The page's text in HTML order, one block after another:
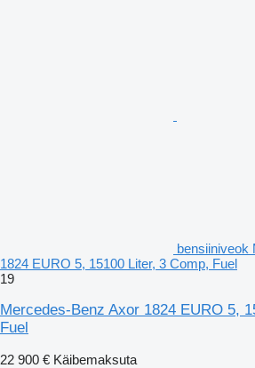
bensiiniveok
1824 EURO 5, 15100 Liter, 3 Comp, Fuel
19
Mercedes-Benz Axor 1824 EURO 5,
Fuel
22 900 € Käibemaksuta